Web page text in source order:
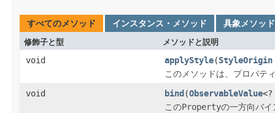
すべてのメソッド インスタンス・メソッド 具象メソッド
修飾子と型 メソッドと説明
void applyStyle(StyleOrigin
このメソッドは、プロパテ
void bind (ObservableValue
このPropertyの一方向バ